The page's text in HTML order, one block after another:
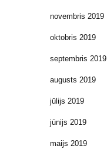
novembris 2019
oktobris 2019
septembris 2019
augusts 2019
jūlijs 2019
jūnijs 2019
maijs 2019